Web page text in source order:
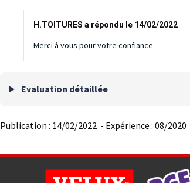
H.TOITURES a répondu le 14/02/2022
Merci à vous pour votre confiance.
Evaluation détaillée
Publication : 14/02/2022 - Expérience : 08/2020